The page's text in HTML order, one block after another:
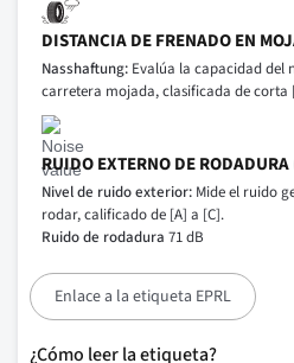
DISTANCIA DE FRENADO EN
Nasshaftung: Evalúa la capacidad del
carretera mojada, clasificada de corta
RUIDO EXTERNO DE
Nivel de ruido exterior: Mide el ruido
rodar, calificado de [A] a [C].
Ruido de rodadura 71 dB
Enlace a la etiqueta EPRL
¿Cómo leer la etiqueta?